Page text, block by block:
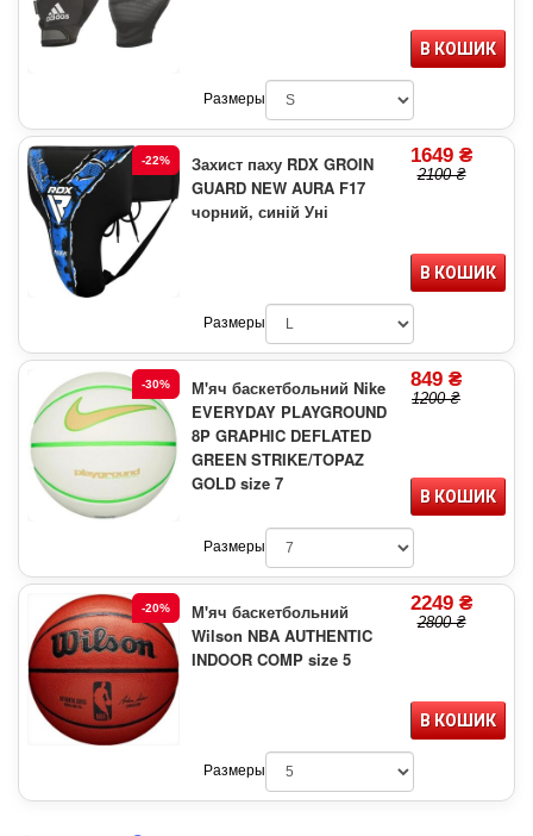
В КОШИК
Размеры
-22%
Захист паху RDX GROIN
GUARD NEW AURA F17
чорний, синій Уні
1649 ₴
2100 ₴
В КОШИК
Размеры
-30%
М'яч баскетбольний Nike
EVERYDAY PLAYGROUND
8P GRAPHIC DEFLATED
GREEN STRIKE/TOPAZ
GOLD size 7
849 ₴
1200 ₴
В КОШИК
Размеры
-20%
М'яч баскетбольний
Wilson NBA AUTHENTIC
INDOOR COMP size 5
2249 ₴
2800 ₴
В КОШИК
Размеры